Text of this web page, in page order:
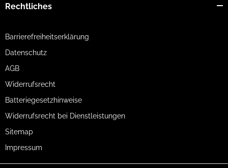
Rechtliches
Barrierefreiheitserklärung
Datenschutz
AGB
Widerrufsrecht
Batteriegesetzhinweise
Widerrufsrecht bei Dienstleistungen
Sitemap
Impressum